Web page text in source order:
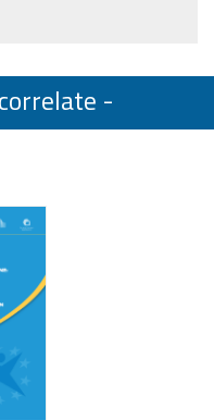
-